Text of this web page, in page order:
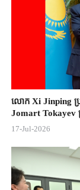
លោក Xi Jinping ប្រ
Jomart ​Tokayev
17-Jul-2026